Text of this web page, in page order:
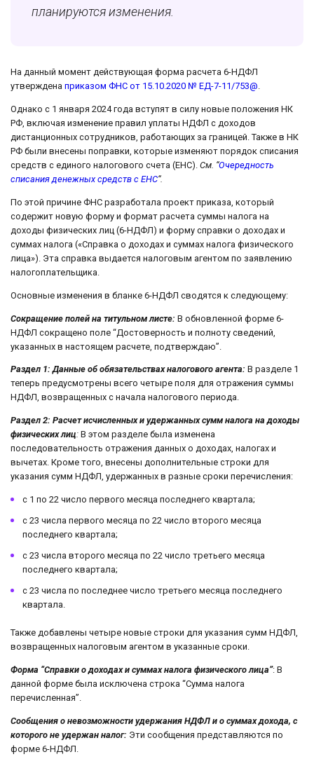
планируются изменения.
На данный момент действующая форма расчета 6-НДФЛ
утверждена приказом ФНС от 15.10.2020 № ЕД-7-11/753@.
Однако с 1 января 2024 года вступят в силу новые положения НК
РФ, включая изменение правил уплаты НДФЛ с доходов
дистанционных сотрудников, работающих за границей. Также в НК
РФ были внесены поправки, которые изменяют порядок списания
средств с единого налогового счета (ЕНС). См. “Очередность
списания денежных средств с ЕНС“.
По этой причине ФНС разработала проект приказа, который
содержит новую форму и формат расчета суммы налога на
доходы физических лиц (6-НДФЛ) и форму справки о доходах и
суммах налога («Справка о доходах и суммах налога физического
лица»). Эта справка выдается налоговым агентом по заявлению
налогоплательщика.
Основные изменения в бланке 6-НДФЛ сводятся к следующему:
Сокращение полей на титульном листе: В обновленной форме 6-
НДФЛ сокращено поле “Достоверность и полноту сведений,
указанных в настоящем расчете, подтверждаю”.
Раздел 1: Данные об обязательствах налогового агента: В разделе 1
теперь предусмотрены всего четыре поля для отражения суммы
НДФЛ, возвращенных с начала налогового периода.
Раздел 2: Расчет исчисленных и удержанных сумм налога на доходы
физических лиц: В этом разделе была изменена
последовательность отражения данных о доходах, налогах и
вычетах. Кроме того, внесены дополнительные строки для
указания сумм НДФЛ, удержанных в разные сроки перечисления:
с 1 по 22 число первого месяца последнего квартала;
с 23 числа первого месяца по 22 число второго месяца
последнего квартала;
с 23 числа второго месяца по 22 число третьего месяца
последнего квартала;
с 23 числа по последнее число третьего месяца последнего
квартала.
Также добавлены четыре новые строки для указания сумм НДФЛ,
возвращенных налоговым агентом в указанные сроки.
Форма “Справки о доходах и суммах налога физического лица”: В
данной форме была исключена строка “Сумма налога
перечисленная”.
Сообщения о невозможности удержания НДФЛ и о суммах дохода, с
которого не удержан налог: Эти сообщения представляются по
форме 6-НДФЛ.